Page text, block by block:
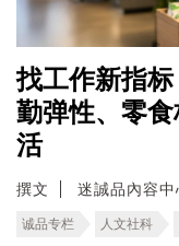
找工作新指
勤弹性、零
活
撰文 迷誠品內容中
诚品专栏 人文社科